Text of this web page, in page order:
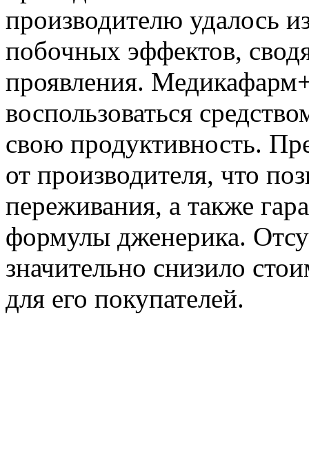
производителю удалось
побочных эффектов,
проявления.
воспользоваться
свою продуктивность.
от производителя, что
переживания, а также
формулы дженерика.
значительно снизило
для его покупателей.